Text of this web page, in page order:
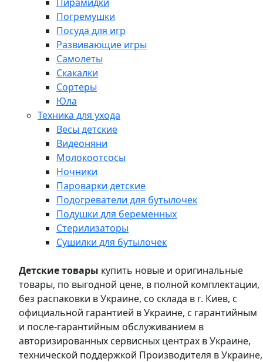
Погремушки
Посуда для игр
Развивающие игры
Самолеты
Скакалки
Сортеры
Юла
Техника для ухода
Весы детские
Видеоняни
Молокоотсосы
Ночники
Пароварки детские
Подогреватели для бутылочек
Подушки для беременных
Стерилизаторы
Сушилки для бутылочек
Детские товары купить новые и оригинальные
товары, по выгодной цене, в полной комплектации,
без распаковки в Украине, со склада в г. Киев, с
официальной гарантией в Украине, с гарантийным
и после-гарантийным обслуживанием в
авторизированных сервисных центрах в Украине,
технической поддержкой Производителя в Украине,